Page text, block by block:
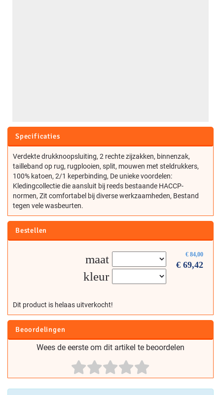
Specificaties
Verdekte drukknoopsluiting, 2 rechte zijzakken, binnenzak,
tailleband op rug, rugplooien, split, mouwen met steldrukkers,
100% katoen, 2/1 keperbinding, De unieke voordelen:
Kledingcollectie die aansluit bij reeds bestaande HACCP-
normen, Zit comfortabel bij diverse werkzaamheden, Bestand
tegen vele wasbeurten.
Bestellen
€ 84,00
€ 69,42
maat
kleur
Dit product is helaas uitverkocht!
Beoordelingen
Wees de eerste om dit artikel te beoordelen